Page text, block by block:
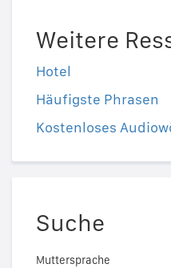
Weitere
Hotel
Häufigste Phrasen
Kostenloses
Suche
Muttersprache